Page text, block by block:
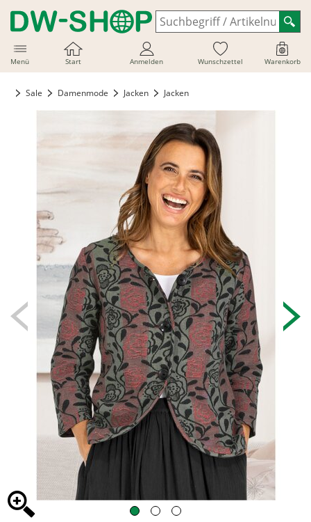
Menü Start Anmelden Wunschzettel Warenkorb
Sale Damenmode Jacken Jacken